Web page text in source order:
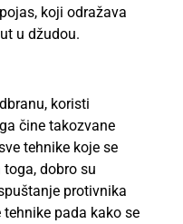
koji odražava
u džudou.
koristi
čine takozvane
tehnike koje se
dobro su
protivnika
pada kako se